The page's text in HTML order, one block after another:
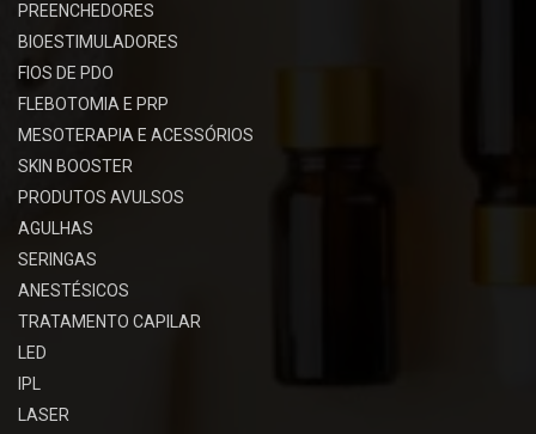
PREENCHEDORES
BIOESTIMULADORES
FIOS DE PDO
FLEBOTOMIA E PRP
MESOTERAPIA E ACESSÓRIOS
SKIN BOOSTER
PRODUTOS AVULSOS
AGULHAS
SERINGAS
ANESTÉSICOS
TRATAMENTO CAPILAR
LED
IPL
LASER